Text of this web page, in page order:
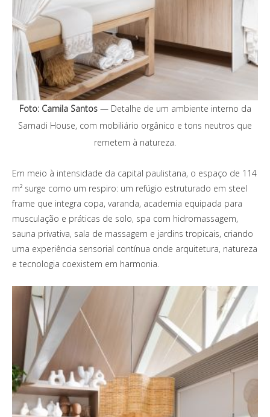
Foto: Camila Santos— Detalhe de um ambiente interno da
Samadi House, com mobiliário orgânico e tons neutros que
remetem à natureza.
Em meio à intensidade da capital paulistana, o espaço de 114
m² surge como um respiro: um refúgio estruturado em steel
frame que integra copa, varanda, academia equipada para
musculação e práticas de solo, spa com hidromassagem,
sauna privativa, sala de massagem e jardins tropicais, criando
uma experiência sensorial contínua onde arquitetura, natureza
e tecnologia coexistem em harmonia.